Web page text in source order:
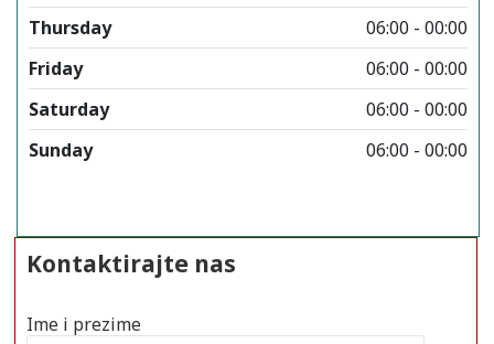
Thursday
06:00 - 00:00
Friday
06:00 - 00:00
Saturday
06:00 - 00:00
Sunday
06:00 - 00:00
Kontaktirajte nas
Ime i prezime